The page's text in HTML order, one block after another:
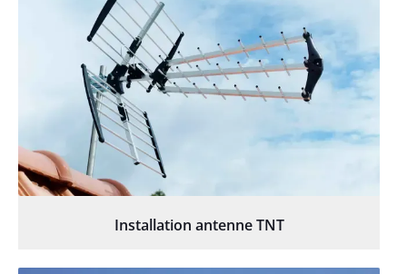
Installation antenne TNT